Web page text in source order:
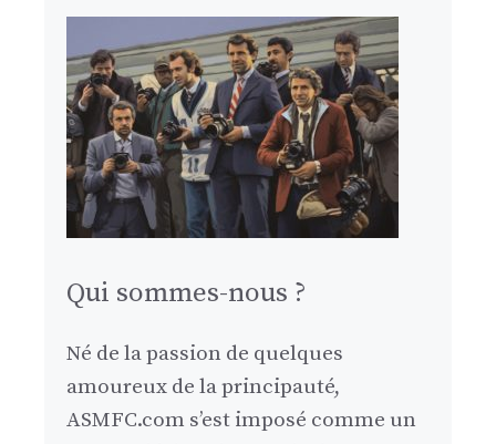
Qui sommes-nous ?
Né de la passion de quelques
amoureux de la principauté,
ASMFC.com s’est imposé comme un